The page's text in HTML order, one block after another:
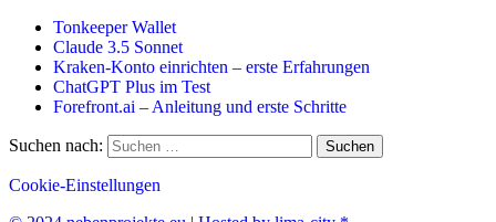
Tonkeeper Wallet
Claude 3.5 Sonnet
Kraken-Konto einrichten – erste Erfahrungen
ChatGPT Plus im Test
Forefront.ai – Anleitung und erste Schritte
Suchen nach:
Cookie-Einstellungen